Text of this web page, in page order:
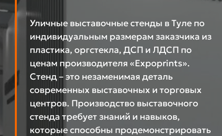
Уличные выставочные стенды в Туле по
индивидуальным размерам заказчика из
пластика, оргстекла, ДСП и ЛДСП по
ценам производителя «Expoprints».
Стенд – это незаменимая деталь
современных выставочных и торговых
центров. Производство выставочного
стенда требует знаний и навыков,
которые способны продемонстрировать